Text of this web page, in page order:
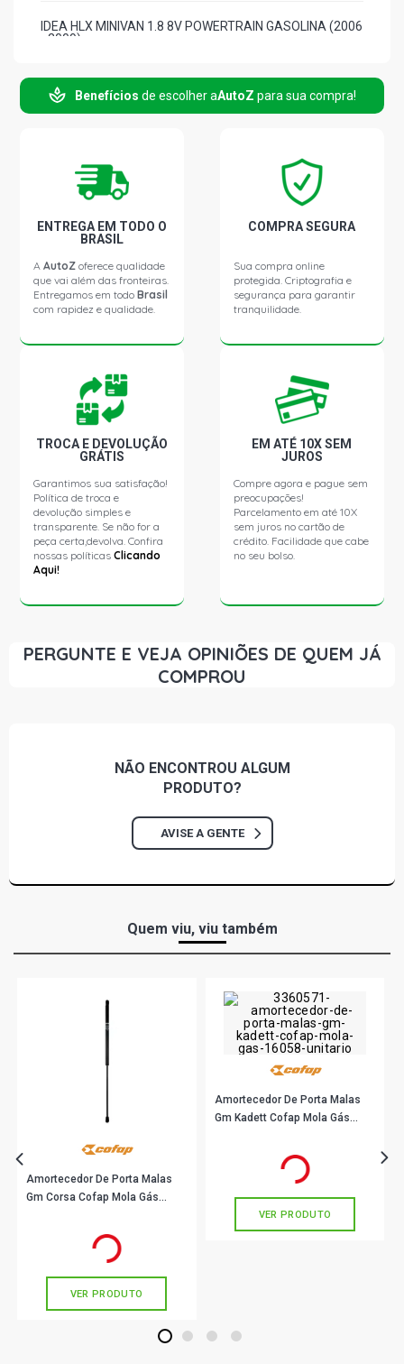
IDEA HLX MINIVAN 1.8 8V POWERTRAIN GASOLINA (2006
- 2009)
Benefícios de escolher aAutoZ para sua compra!
ENTREGA EM TODO O
BRASIL
AAutoZ oferece qualidade
que vai além das fronteiras.
Entregamos em todoBrasil
com rapidez e qualidade.
COMPRA SEGURA
Sua compra online
protegida. Criptografia e
segurança para garantir
tranquilidade.
TROCA E DEVOLUÇÃO
GRÁTIS
Garantimos sua satisfação!
Política de troca e
devolução simples e
transparente. Se não for a
peça certa,devolva. Confira
nossas políticasClicando
Aqui!
EM ATÉ 10X SEM
JUROS
Compre agora e pague sem
preocupações!
Parcelamento em até 10X
sem juros no cartão de
crédito. Facilidade que cabe
no seu bolso.
PERGUNTE E VEJA OPINIÕES DE QUEM JÁ
COMPROU
NÃO ENCONTROU ALGUM
PRODUTO?
AVISE A GENTE
Quem viu, viu também
Amortecedor De Porta Malas
Gm Corsa Cofap Mola Gás
em até 2x de
VER PRODUTO
Amortecedor De Porta Malas
Gm Kadett Cofap Mola Gás
em até 2x de
VER PRODUTO
1 2 3 4